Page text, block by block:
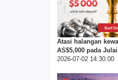
Atasi halangan
AS$5,000 pada
2026-07-02 14:30:00